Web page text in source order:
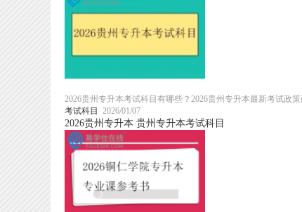
2026贵州专升本考试科目有哪些？2026贵州专升本最新考试政
考试科目
2026/01/07
2026贵州专升本 贵州专升本考试科目